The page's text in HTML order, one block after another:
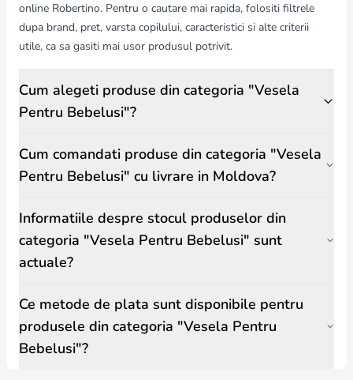
Vesela pentru bebeluși de la Robertino.md este aleasă cu atenție
pentru siguranță, calitate și durabilitate, asigurând părinților liniștea
necesară și copilului o experiență plăcută, igienică și sigură la fiecare
online Robertino. Pentru o cautare mai rapida, folositi filtrele
dupa brand, pret, varsta copilului, caracteristici si alte criterii
utile, ca sa gasiti mai usor produsul potrivit.
Cum alegeti produse din categoria "Vesela
Pentru Bebelusi"?
Cum comandati produse din categoria "Vesela
Pentru Bebelusi" cu livrare in Moldova?
Informatiile despre stocul produselor din
categoria "Vesela Pentru Bebelusi" sunt
actuale?
Ce metode de plata sunt disponibile pentru
produsele din categoria "Vesela Pentru
Bebelusi"?